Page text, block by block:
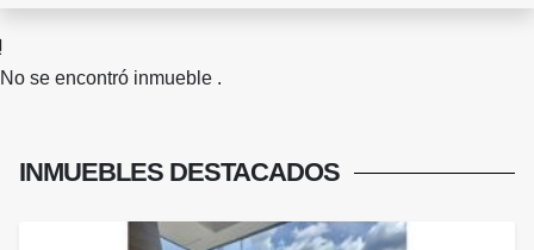
No se encontró inmueble .
INMUEBLES DESTACADOS